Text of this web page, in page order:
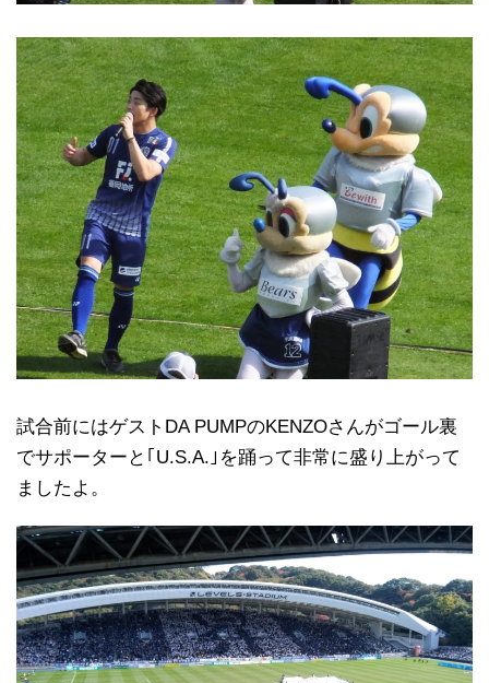
試合前にはゲストDA PUMPのKENZOさんがゴール裏
でサポーターと｢U.S.A.｣を踊って非常に盛り上がって
ましたよ。